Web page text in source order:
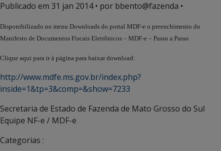
Publicado em 31 jan 2014• por bbento@fazenda •
Disponibilizado no menu Downloads do portal MDF-e o preenchimento do
Manifesto de Documentos Fiscais Eletrônicos – MDF-e – Passo a Passo
Clique aqui para ir à página para baixar download:
http://www.mdfe.ms.gov.br/index.php?
inside=1&tp=3&comp=&show=7233
Secretaria de Estado de Fazenda de Mato Grosso do Sul
Equipe NF-e / MDF-e
Categorias :